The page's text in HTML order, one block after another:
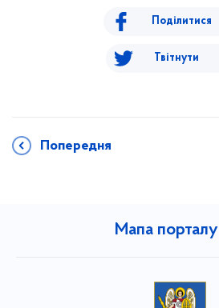
Поділитися
Твітнути
Попередня
Мапа порталу